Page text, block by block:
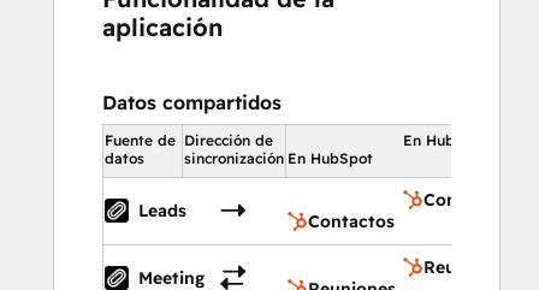
aplicación
Datos compartidos
Fuente de
datos
Dirección de
sincronización
En HubSpot
En HubSpot
Leads
Contactos
Contactos
Meeting
Reuniones